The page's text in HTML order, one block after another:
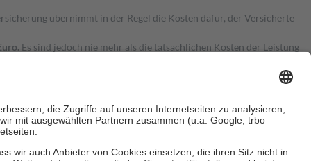
übernimmt in der Regel die Kosten dafür, der Versicherte
Es sind jedoch nie mehr als die tatsächlichen Kosten der Leistung
Zuzahlungen an bei: